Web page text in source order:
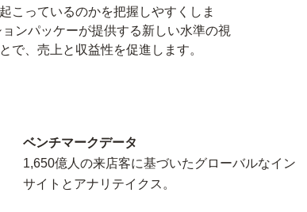
こっているのかを把握しやすくしま
ンパッケーが提供する新しい水準の視
で、売上と収益性を促進します。
ベンチマークデータ
1,650億人の来店客に基づいたグローバルなイン
サイトとアナリテイクス。